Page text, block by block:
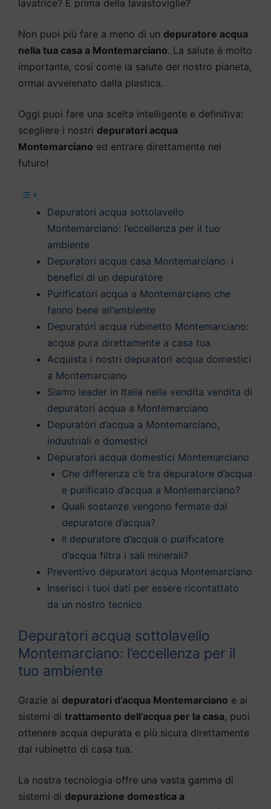
lavatrice? E prima della lavastoviglie?
Non puoi più fare a meno di un depuratore acqua
nella tua casa a Montemarciano. La salute è molto
importante, così come la salute del nostro pianeta,
ormai avvelenato dalla plastica.
Oggi puoi fare una scelta intelligente e definitiva:
scegliere i nostri depuratori acqua
Montemarciano ed entrare direttamente nel
futuro!
Depuratori acqua sottolavello
Montemarciano: l’eccellenza per il tuo
ambiente
Depuratori acqua casa Montemarciano: i
benefici di un depuratore
Purificatori acqua a Montemarciano che
fanno bene all’ambiente
Depuratori acqua rubinetto Montemarciano:
acqua pura direttamente a casa tua
Acquista i nostri depuratori acqua domestici
a Montemarciano
Siamo leader in Italia nella vendita vendita di
depuratori acqua a Montemarciano
Depuratori d’acqua a Montemarciano,
industriali e domestici
Depuratori acqua domestici Montemarciano
Che differenza c’è tra depuratore d’acqua
e purificato d’acqua a Montemarciano?
Quali sostanze vengono fermate dal
depuratore d’acqua?
Il depuratore d’acqua o purificatore
d’acqua filtra i sali minerali?
Preventivo depuratori acqua Montemarciano
Inserisci i tuoi dati per essere ricontattato
da un nostro tecnico
Depuratori acqua sottolavello
Montemarciano: l’eccellenza per il
tuo ambiente
Grazie ai depuratori d’acqua Montemarciano e ai
sistemi di trattamento dell’acqua per la casa, puoi
ottenere acqua depurata e più sicura direttamente
dal rubinetto di casa tua.
La nostra tecnologia offre una vasta gamma di
sistemi di depurazione domestica a